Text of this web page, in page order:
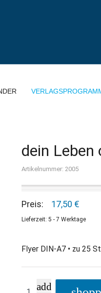
dein Leben
Artikelnummer: 2005
Preis: 17,50 €
Lieferzeit: 5 - 7 Werktage
Flyer DIN-A7 • zu 25
add